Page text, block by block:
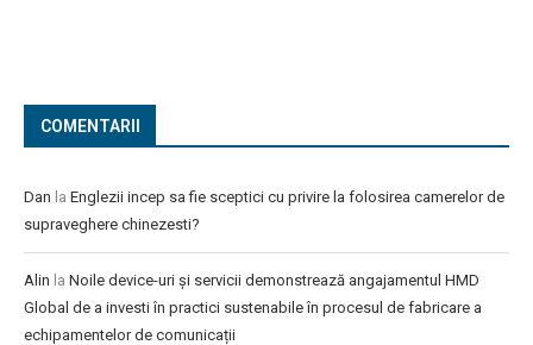
COMENTARII
Dan la Englezii incep sa fie sceptici cu privire la folosirea camerelor de
supraveghere chinezesti?
Alin la Noile device-uri și servicii demonstrează angajamentul HMD
Global de a investi în practici sustenabile în procesul de fabricare a
echipamentelor de comunicații